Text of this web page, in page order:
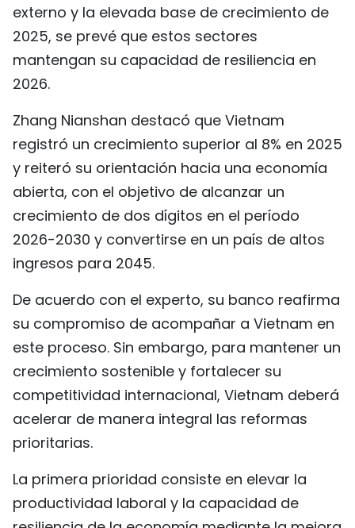
externo y la elevada base de crecimiento de
2025, se prevé que estos sectores
mantengan su capacidad de resiliencia en
2026.
Zhang Nianshan destacó que Vietnam
registró un crecimiento superior al 8% en 2025
y reiteró su orientación hacia una economía
abierta, con el objetivo de alcanzar un
crecimiento de dos dígitos en el período
2026-2030 y convertirse en un país de altos
ingresos para 2045.
De acuerdo con el experto, su banco reafirma
su compromiso de acompañar a Vietnam en
este proceso. Sin embargo, para mantener un
crecimiento sostenible y fortalecer su
competitividad internacional, Vietnam deberá
acelerar de manera integral las reformas
prioritarias.
La primera prioridad consiste en elevar la
productividad laboral y la capacidad de